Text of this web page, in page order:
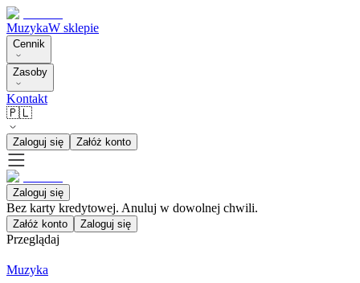
MuzykaW sklepie
Cennik
Zasoby
Kontakt
🇵🇱
Zaloguj się Załóż konto
Zaloguj się
Bez karty kredytowej. Anuluj w dowolnej chwili.
Załóż konto Zaloguj się
Przeglądaj
Muzyka